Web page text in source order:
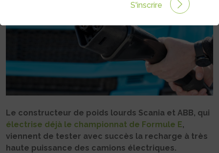
Le constructeur de poids lourds Scania et ABB, qui
électrise déjà le championnat de Formule E,
viennent de tester avec succès la recharge à très
haute puissance des camions électriques.
S'inscrire